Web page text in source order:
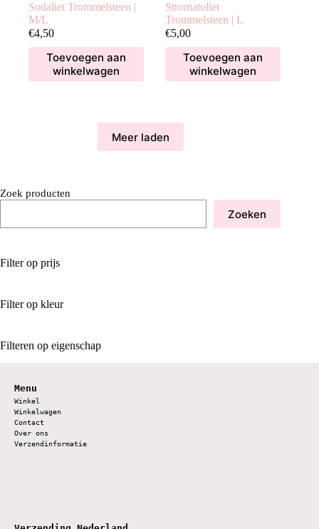
Sodaliet Trommelsteen |
M/L
€4,50
Toevoegen aan
winkelwagen
Stromatoliet
Trommelsteen | L
€5,00
Toevoegen aan
winkelwagen
Meer laden
Zoek producten
Zoeken
Filter op prijs
Filter op kleur
Filteren op eigenschap
Menu
Winkel
Winkelwagen
Contact
Over ons
Verzendinformatie